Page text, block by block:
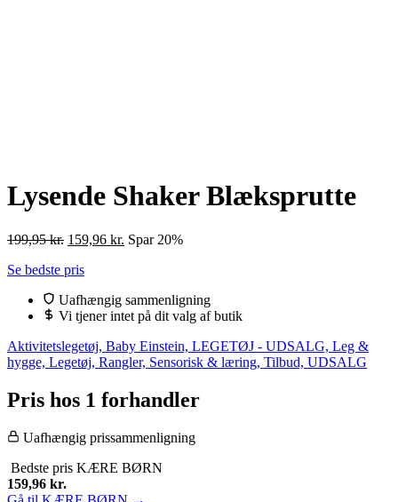
Lysende Shaker Blæksprutte
199,95kr. Den
pris
199,95 kr..
159,96 kr. Den
159,96 kr..
Spar 20%
Se bedste pris
Uafhængig sammenligning
Vi tjener intet på dit valg af butik
Aktivitetslegetøj, Baby Einstein, LEGETØJ - UDSALG, Leg &
hygge, Legetøj, Rangler, Sensorisk & læring, Tilbud, UDSALG
Pris hos 1 forhandler
Uafhængig prissammenligning
Bedste pris KÆRE BØRN
159,96 kr.